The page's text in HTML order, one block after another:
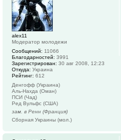
alex11
Модератор молодежи
Сообщений: 11066
Благодарностей: 3991
Зарегистрирован: 30 авг 2008, 12:23
Откуда: Украина
Рейтинг: 612
Денгофф (Украина)
Аль-Нахда (Оман)
ПСИ (Чад)
Ред Вульфс (США)
зам. в Ренн (Франция)
Сборная Украины (мол.)